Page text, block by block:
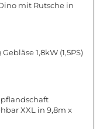
mit Rutsche in
1,8kW (1,5PS)
XXL in 9,8m x